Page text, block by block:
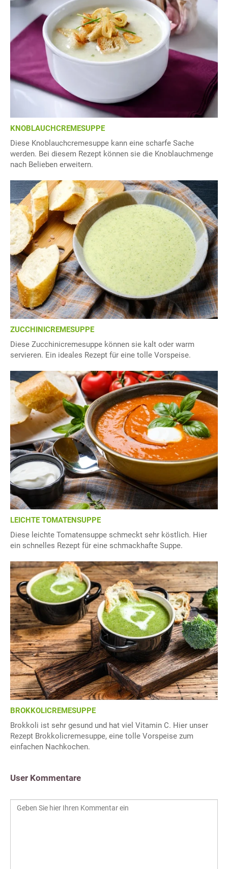
KNOBLAUCHCREMESUPPE
Diese Knoblauchcremesuppe kann eine scharfe Sache
werden. Bei diesem Rezept können sie die Knoblauchmenge
nach Belieben erweitern.
ZUCCHINICREMESUPPE
Diese Zucchinicremesuppe können sie kalt oder warm
servieren. Ein ideales Rezept für eine tolle Vorspeise.
LEICHTE TOMATENSUPPE
Diese leichte Tomatensuppe schmeckt sehr köstlich. Hier
ein schnelles Rezept für eine schmackhafte Suppe.
BROKKOLICREMESUPPE
Brokkoli ist sehr gesund und hat viel Vitamin C. Hier unser
Rezept Brokkolicremesuppe, eine tolle Vorspeise zum
einfachen Nachkochen.
User Kommentare